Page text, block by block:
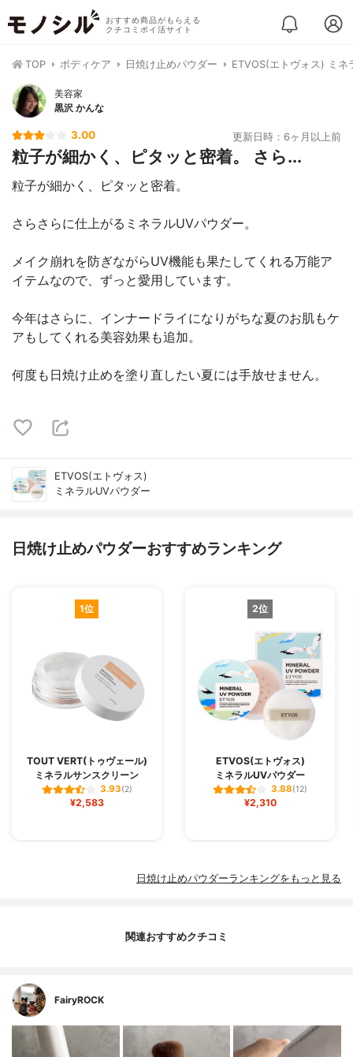
おすすめ商品がもらえる
クチコミポイ活サイト
TOP ボディケア 日焼け止めパウダー ETVOS(エトヴォス) ミネ
美容家
黒沢 かんな
3.00 更新日時：6ヶ月以上前
粒子が細かく、ピタッと密着。 さら...
粒子が細かく、ピタッと密着。
さらさらに仕上がるミネラルUVパウダー。
メイク崩れを防ぎながらUV機能も果たしてくれる万能ア
イテムなので、ずっと愛用しています。
今年はさらに、インナードライになりがちな夏のお肌もケ
アもしてくれる美容効果も追加。
何度も日焼け止めを塗り直したい夏には手放せません。
ETVOS(エトヴォス)
ミネラルUVパウダー
日焼け止めパウダーおすすめランキング
1位
TOUT VERT(トゥヴェール)
ミネラルサンスクリーン
3.93(2)
¥2,583
2位
ETVOS(エトヴォス)
ミネラルUVパウダー
3.88(12)
¥2,310
日焼け止めパウダーランキングをもっと見る
関連おすすめクチコミ
FairyROCK